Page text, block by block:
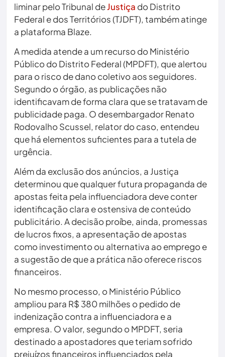
liminar pelo Tribunal deJustiça do Distrito
Federal e dos Territórios (TJDFT), também atinge
a plataforma Blaze.
A medida atende a um recurso do Ministério
Público do Distrito Federal (MPDFT), que alertou
para o risco de dano coletivo aos seguidores.
Segundo o órgão, as publicações não
identificavam de forma clara que se tratavam de
publicidade paga. O desembargador Renato
Rodovalho Scussel, relator do caso, entendeu
que há elementos suficientes para a tutela de
urgência.
Além da exclusão dos anúncios, a Justiça
determinou que qualquer futura propaganda de
apostas feita pela influenciadora deve conter
identificação clara e ostensiva de conteúdo
publicitário. A decisão proíbe, ainda, promessas
de lucros fixos, a apresentação de apostas
como investimento ou alternativa ao emprego e
a sugestão de que a prática não oferece riscos
financeiros.
No mesmo processo, o Ministério Público
ampliou para R$ 380 milhões o pedido de
indenização contra a influenciadora e a
empresa. O valor, segundo o MPDFT, seria
destinado a apostadores que teriam sofrido
prejuízos financeiros influenciados pela